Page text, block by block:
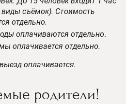
виды съёмок). Стоимость
отдельно.
оплачиваются отдельно.
оплачивается отдельно.
оплачивается.
родители!